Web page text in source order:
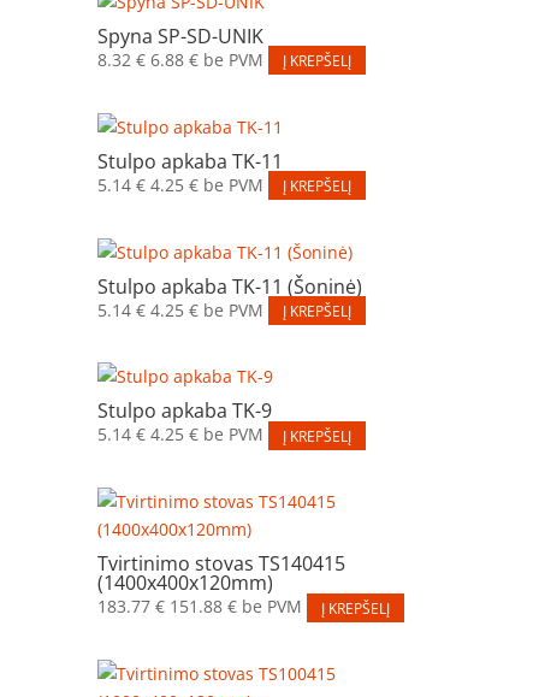
Spyna SP-SD-UNIK
8.32 € 6.88 €be PVM Į KREPŠELĮ
Stulpo apkaba TK-11
5.14 € 4.25 €be PVM Į KREPŠELĮ
Stulpo apkaba TK-11 (Šoninė)
5.14 € 4.25 €be PVM Į KREPŠELĮ
Stulpo apkaba TK-9
5.14 € 4.25 €be PVM Į KREPŠELĮ
Tvirtinimo stovas TS140415
(1400x400x120mm)
183.77 € 151.88 €be PVM Į KREPŠELĮ